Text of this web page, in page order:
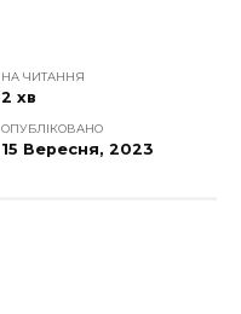
НА ЧИТАННЯ
2 хв
ОПУБЛІКОВАНО
15 Вересня, 2023